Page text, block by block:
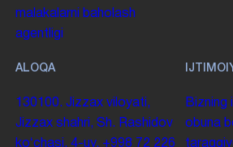
malakalarni baholash
agentligi
ALOQA
130100. Jizzax viloyati,
Jizzax shahri, Sh. Rashidov
koʻchasi, 4-uy. +998 72 226
Bizning
obuna